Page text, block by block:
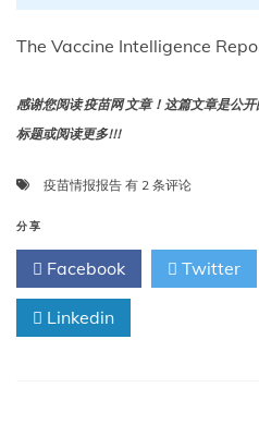
The Vaccine Intelligence
感谢您阅读 疫苗网 文章！这篇文章是公
标题或阅读更多!!!
疫苗情报报告 疫
报
报
告：
月
有 2 条评论
分享
Facebook Twitter
Linkedin